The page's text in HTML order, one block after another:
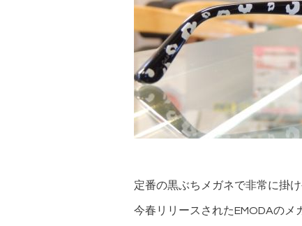
定番の黒ぶちメガネで非常に掛
今春リリースされたEMODAのメ